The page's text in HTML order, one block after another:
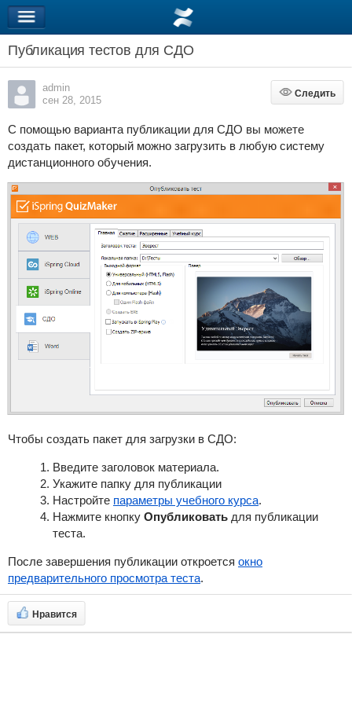
Публикация тестов для СДО
admin
сен 28, 2015
Следить
Следить
С помощью варианта публикации для СДО вы можете
создать пакет, который можно загрузить в любую систему
дистанционного обучения.
Чтобы создать пакет для загрузки в СДО:
Введите заголовок материала.
Укажите папку для публикации
Настройте параметры учебного курса.
Нажмите кнопку Опубликоватьдля публикации
теста.
После завершения публикации откроется окно
предварительного просмотра теста.
Нравится